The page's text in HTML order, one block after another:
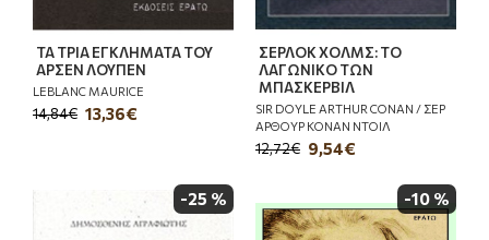
ΤΑ ΤΡΙΑ ΕΓΚΛΗΜΑΤΑ ΤΟΥ
ΑΡΣΕΝ ΛΟΥΠΕΝ
LEBLANC MAURICE
13,36€
14,84€
ΣΕΡΛΟΚ ΧΟΛΜΣ: ΤΟ
ΛΑΓΩΝΙΚΟ ΤΩΝ
ΜΠΑΣΚΕΡΒΙΛ
SIR DOYLE ARTHUR CONAN / ΣΕΡ
ΑΡΘΟΥΡ ΚΟΝΑΝ ΝΤΟΙΛ
9,54€
12,72€
-25 % -10 %